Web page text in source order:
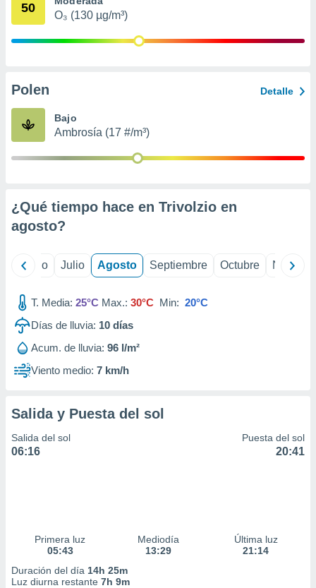
publicidad
de
1199
50
O₃ (130 µg/m³)
Polen Detalle
Bajo
Ambrosía (17 #/m³)
¿Qué tiempo hace en Trivolzio en
agosto?
Junio Julio Agosto Septiembre Octubre
T. Media: 25°C Max.: 30°C Min: 20°C
Días de lluvia: 10 días
Acum. de lluvia: 96 l/m²
Viento medio: 7 km/h
Salida y Puesta del sol
Salida del sol
06:16
Puesta del sol
20:41
Primera luz
05:43
Mediodía
13:29
Última luz
21:14
Duración del día 14h 25m
Luz diurna restante 7h 9m